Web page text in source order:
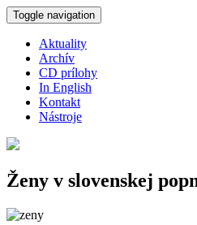
Skočiť na hlavný obsah
Toggle navigation
Aktuality
Archív
CD prílohy
In English
Kontakt
Nástroje
Ženy v slovenskej